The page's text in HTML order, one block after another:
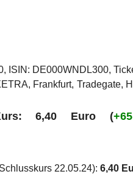
ISIN: DE000WNDL300,
Frankfurt, Tradegate,
6,40 Euro (
22.05.24): 6,40